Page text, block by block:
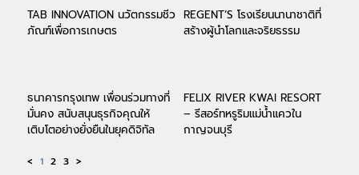
TAB INNOVATION นวัตกรรมชีว
ภัณฑ์เพื่อการเกษตร
REGENT’S โรงเรียนนานาชาติที่
สร้างผู้นำโลกและจริยธรรม
ธนาคารกรุงเทพ เพื่อนร่วมทางที่
มั่นคง สนับสนุนธุรกิจคุณให้
เติบโตอย่างยั่งยืนในยุคดิจิทัล
FELIX RIVER KWAI RESORT
– รีสอร์ทหรูริมแม่น้ำแควใน
กาญจนบุรี
< 1 2 3 >